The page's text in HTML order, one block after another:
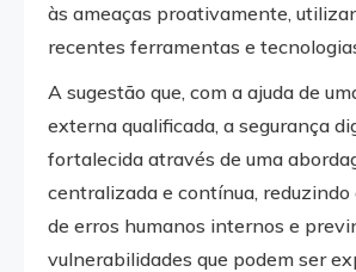
às ameaças proativamente,
recentes ferramentas e
A sugestão que, com a ajuda de
externa qualificada, a segurança
fortalecida através de uma
centralizada e contínua, reduzindo
de erros humanos internos e
vulnerabilidades que podem ser